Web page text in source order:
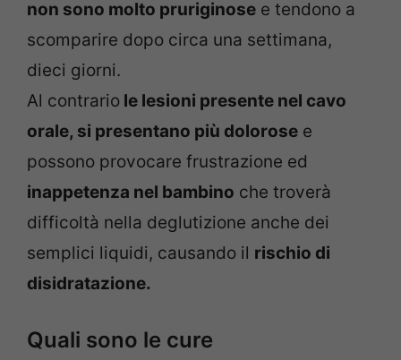
non sono molto pruriginose e tendono a
scomparire dopo circa una settimana,
dieci giorni.
Al contrario le lesioni presente nel cavo
orale, si presentano più dolorose e
possono provocare frustrazione ed
inappetenza nel bambino che troverà
difficoltà nella deglutizione anche dei
semplici liquidi, causando il rischio di
disidratazione.
Quali sono le cure